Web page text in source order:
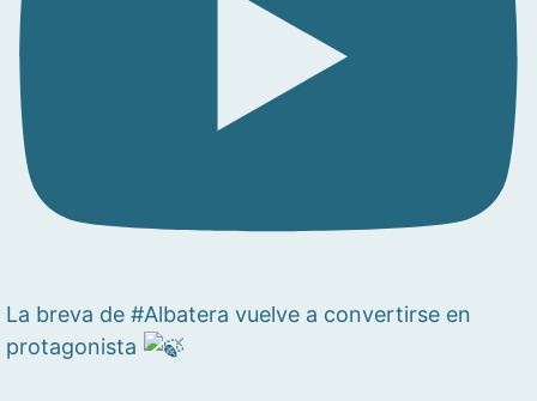
La breva de #Albatera vuelve a convertirse en
protagonista